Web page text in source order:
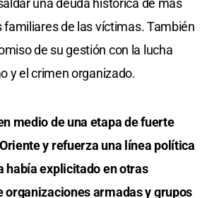
una deuda histórica de más
familiares de las víctimas. También
de su gestión con la lucha
y el crimen organizado.
medio de una etapa de fuerte
y refuerza una línea política
había explicitado en otras
organizaciones armadas y grupos